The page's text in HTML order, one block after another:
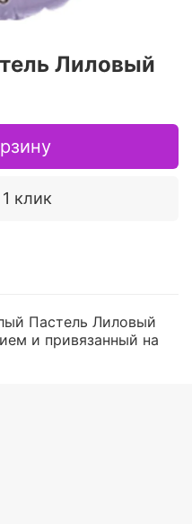
Лиловый
клик
Пастель Лиловый
и привязанный на